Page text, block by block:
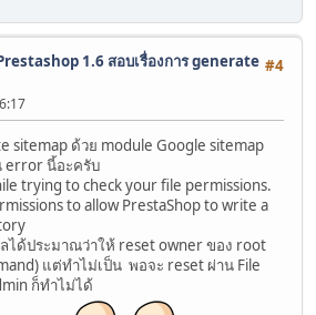
#4
1.6 สอบเรื่องการ generate
sitemap ด้วย module Google sitemap
error นี้อะครับ
trying to check your file permissions.
to allow PrestaShop to write a
ได้ประมาณว่าให้ reset owner ของ root
แต่ทำไม่เป็น พอจะ reset ผ่าน File
ก็ทำไม่ได้